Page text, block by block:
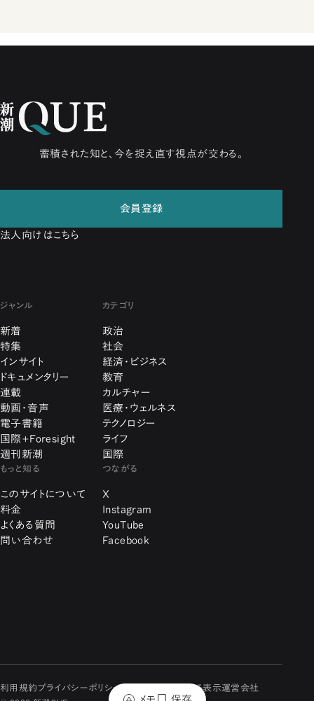
蓄積された知と、今を捉え直す視点が交わる。
会員登録
法人向けはこちら
ジャンル
新着
特集
インサイト
ドキュメンタリー
連載
動画・音声
電子書籍
国際+Foresight
週刊新潮
カテゴリ
政治
社会
経済・ビジネス
教育
カルチャー
医療・ウェルネス
テクノロジー
ライフ
国際
もっと知る
このサイトについて
料金
よくある質問
問い合わせ
つながる
X
Instagram
YouTube
Facebook
利用規約 プライバシーポリシー 特定商取引に関する表示運営会社